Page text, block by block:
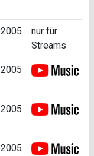
2005
nur für
Streams
2005
2005
2005